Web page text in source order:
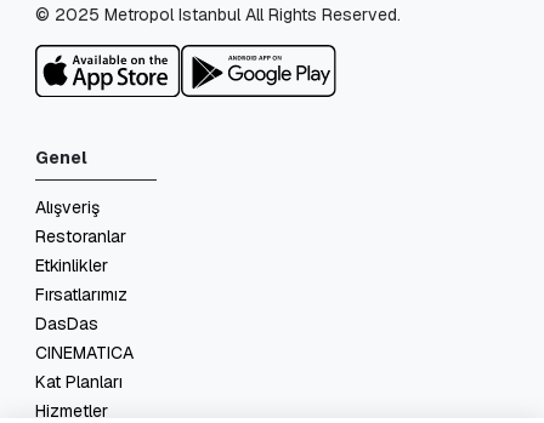
© 2025 Metropol Istanbul All Rights Reserved.
Genel
Alışveriş
Restoranlar
Etkinlikler
Fırsatlarımız
DasDas
CINEMATICA
Kat Planları
Hizmetler